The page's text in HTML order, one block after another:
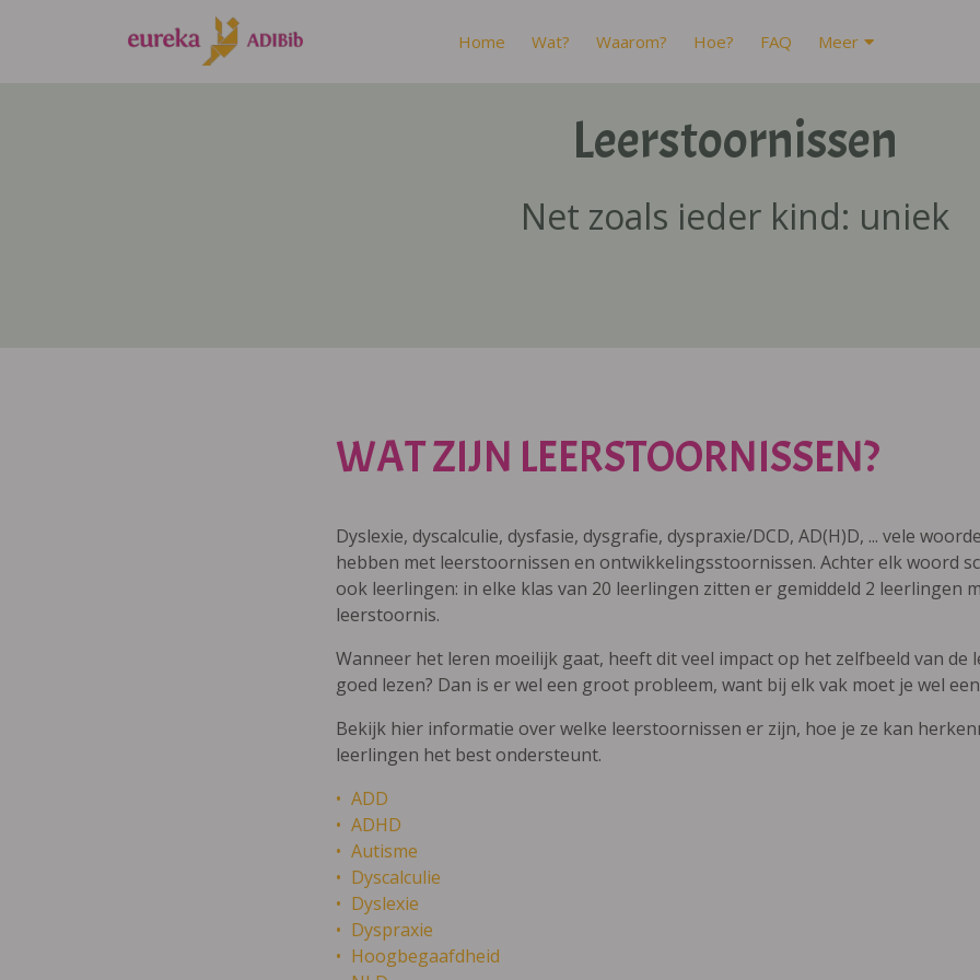
Home Wat? Waarom? Hoe? FAQ Meer
Leerstoornissen
Net zoals ieder kind: uniek
WAT ZIJN LEERSTOORNISSEN?
Dyslexie, dyscalculie, dysfasie, dysgrafie, dyspraxie/DCD, AD(H)D, ... vele
hebben met leerstoornissen en ontwikkelingsstoornissen. Achter elk woord
ook leerlingen: in elke klas van 20 leerlingen zitten er gemiddeld 2 leerlingen
leerstoornis.
Wanneer het leren moeilijk gaat, heeft dit veel impact op het zelfbeeld van de
goed lezen? Dan is er wel een groot probleem, want bij elk vak moet je wel
Bekijk hier informatie over welke leerstoornissen er zijn, hoe je ze kan
leerlingen het best ondersteunt.
ADD
ADHD
Autisme
Dyscalculie
Dyslexie
Dyspraxie
Hoogbegaafdheid